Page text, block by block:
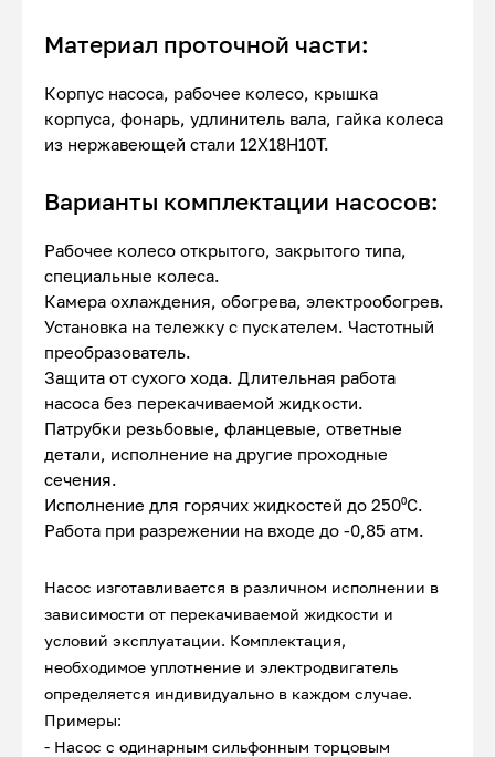
Материал проточной части:
Корпус насоса, рабочее колесо, крышка
корпуса, фонарь, удлинитель вала, гайка колеса
из нержавеющей стали 12Х18Н10Т.
Варианты комплектации насосов:
Рабочее колесо открытого, закрытого типа,
специальные колеса.
Камера охлаждения, обогрева, электрообогрев.
Установка на тележку с пускателем. Частотный
преобразователь.
Защита от сухого хода. Длительная работа
насоса без перекачиваемой жидкости.
Патрубки резьбовые, фланцевые, ответные
детали, исполнение на другие проходные
сечения.
Исполнение для горячих жидкостей до 250⁰С.
Работа при разрежении на входе до -0,85 атм.
Насос изготавливается в различном исполнении в
зависимости от перекачиваемой жидкости и
условий эксплуатации. Комплектация,
необходимое уплотнение и электродвигатель
определяется индивидуально в каждом случае.
Примеры:
- Насос с одинарным сильфонным торцовым